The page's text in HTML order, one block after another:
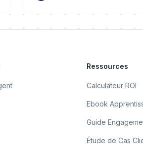
Ressources
Calculateur ROI
Ebook
Guide
Étude de Cas